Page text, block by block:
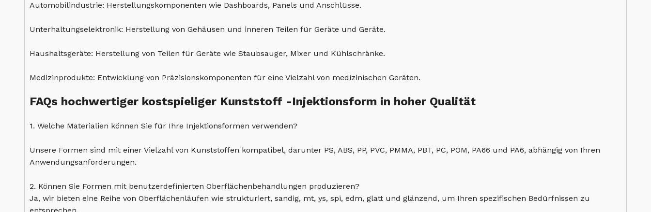
Automobilindustrie: Herstellungskomponenten wie Dashboards, Panels und Anschlüsse.
Unterhaltungselektronik: Herstellung von Gehäusen und inneren Teilen für Geräte und Geräte.
Haushaltsgeräte: Herstellung von Teilen für Geräte wie Staubsauger, Mixer und Kühlschränke.
Medizinprodukte: Entwicklung von Präzisionskomponenten für eine Vielzahl von medizinischen Geräten.
FAQs hochwertiger kostspieliger Kunststoff -Injektionsform in hoher Qualität
1. Welche Materialien können Sie für Ihre Injektionsformen verwenden?
Unsere Formen sind mit einer Vielzahl von Kunststoffen kompatibel, darunter PS, ABS, PP, PVC, PMMA, PBT, PC, POM, PA66 und PA6, abhängig von Ihren
Anwendungsanforderungen.
2. Können Sie Formen mit benutzerdefinierten Oberflächenbehandlungen produzieren?
Ja, wir bieten eine Reihe von Oberflächenläufen wie strukturiert, sandig, mt, ys, spi, edm, glatt und glänzend, um Ihren spezifischen Bedürfnissen zu